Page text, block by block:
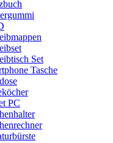
Set
Tasche
PC